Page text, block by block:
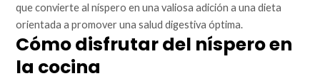
que convierte al níspero en una valiosa adición a una dieta
orientada a promover una salud digestiva óptima.
Cómo disfrutar del níspero en
la cocina